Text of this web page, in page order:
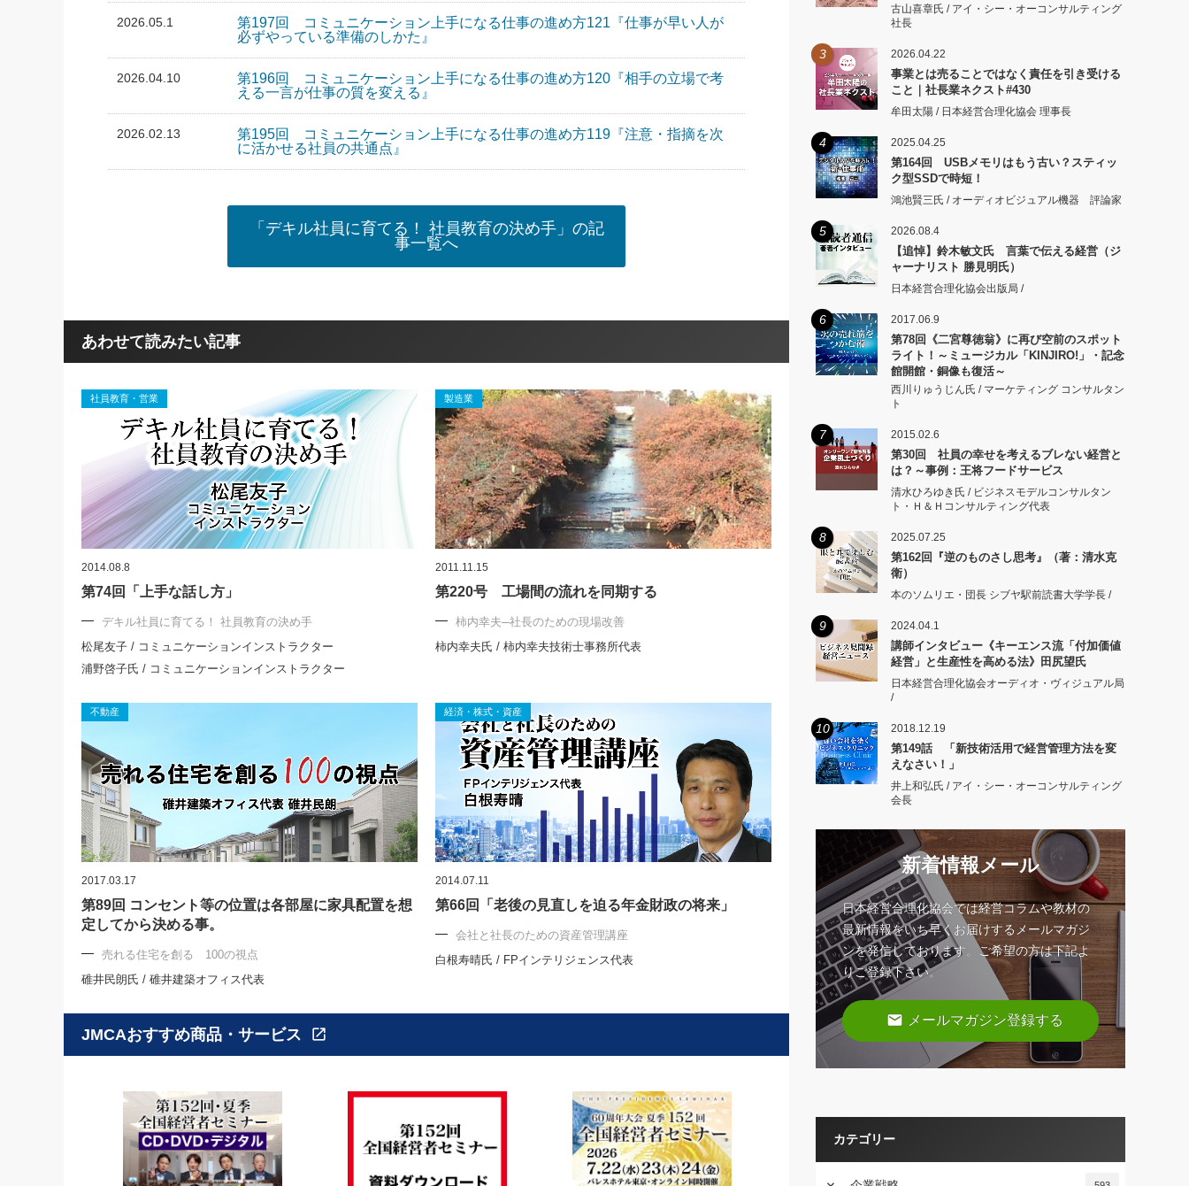
2026.05.1
第197回 コミュニケーション上手になる仕事の進め方121『仕事が早い人が
必ずやっている準備のしかた』
2026.04.10
第196回 コミュニケーション上手になる仕事の進め方120『相手の立場で考
える一言が仕事の質を変える』
2026.02.13
第195回 コミュニケーション上手になる仕事の進め方119『注意・指摘を次
に活かせる社員の共通点』
「デキル社員に育てる！ 社員教育の決め手」の記
事一覧へ
あわせて読みたい記事
社員教育・営業
2014.08.8
第74回「上手な話し方」
デキル社員に育てる！ 社員教育の決め手
松尾友子 / コミュニケーションインストラクター
浦野啓子氏 / コミュニケーションインストラクター
製造業
2011.11.15
第220号 工場間の流れを同期する
柿内幸夫─社長のための現場改善
柿内幸夫氏 / 柿内幸夫技術士事務所代表
不動産
2017.03.17
第89回 コンセント等の位置は各部屋に家具配置を想
定してから決める事。
売れる住宅を創る 100の視点
碓井民朗氏 / 碓井建築オフィス代表
経済・株式・資産
2014.07.11
第66回「老後の見直しを迫る年金財政の将来」
会社と社長のための資産管理講座
白根寿晴氏 / FPインテリジェンス代表
JMCAおすすめ商品・サービス open_in_new
古山喜章氏 / アイ・シー・オーコンサルティング
社長
3 2026.04.22
事業とは売ることではなく責任を引き受ける
こと｜社長業ネクスト#430
牟田太陽 / 日本経営合理化協会 理事長
4 2025.04.25
第164回 USBメモリはもう古い？スティッ
ク型SSDで時短！
鴻池賢三氏 / オーディオビジュアル機器 評論家
5 2026.08.4
【追悼】鈴木敏文氏 言葉で伝える経営（ジ
ャーナリスト 勝見明氏）
日本経営合理化協会出版局 /
6 2017.06.9
第78回《二宮尊徳翁》に再び空前のスポット
ライト！～ミュージカル「KINJIRO!」・記念
館開館・銅像も復活～
西川りゅうじん氏 / マーケティング コンサルタン
ト
7 2015.02.6
第30回 社員の幸せを考えるブレない経営と
は？～事例：王将フードサービス
清水ひろゆき氏 / ビジネスモデルコンサルタン
ト・Ｈ＆Ｈコンサルティング代表
8 2025.07.25
第162回『逆のものさし思考』（著：清水克
衛）
本のソムリエ・団長 シブヤ駅前読書大学学長 /
9 2024.04.1
講師インタビュー《キーエンス流「付加価値
経営」と生産性を高める法》田尻望氏
日本経営合理化協会オーディオ・ヴィジュアル局
/
10 2018.12.19
第149話 「新技術活用で経営管理方法を変
えなさい！」
井上和弘氏 / アイ・シー・オーコンサルティング
会長
新着情報メール
日本経営合理化協会では経営コラムや教材の
最新情報をいち早くお届けするメールマガジ
ンを発信しております。ご希望の方は下記よ
りご登録下さい。
email メールマガジン登録する
カテゴリー